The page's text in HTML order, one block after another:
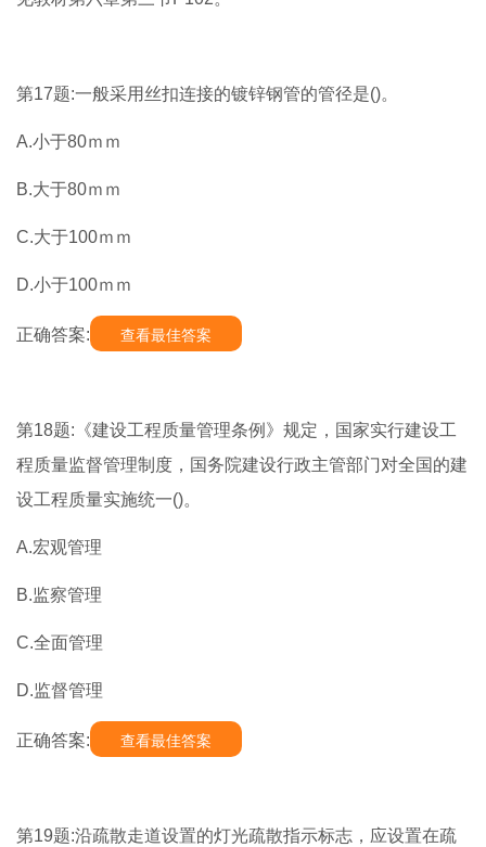
第17题:一般采用丝扣连接的镀锌钢管的管径是()。
A.小于80ｍｍ
B.大于80ｍｍ
C.大于100ｍｍ
D.小于100ｍｍ
正确答案: 查看最佳答案
第18题:《建设工程质量管理条例》规定，国家实行建设工
程质量监督管理制度，国务院建设行政主管部门对全国的建
设工程质量实施统一()。
A.宏观管理
B.监察管理
C.全面管理
D.监督管理
正确答案: 查看最佳答案
第19题:沿疏散走道设置的灯光疏散指示标志，应设置在疏